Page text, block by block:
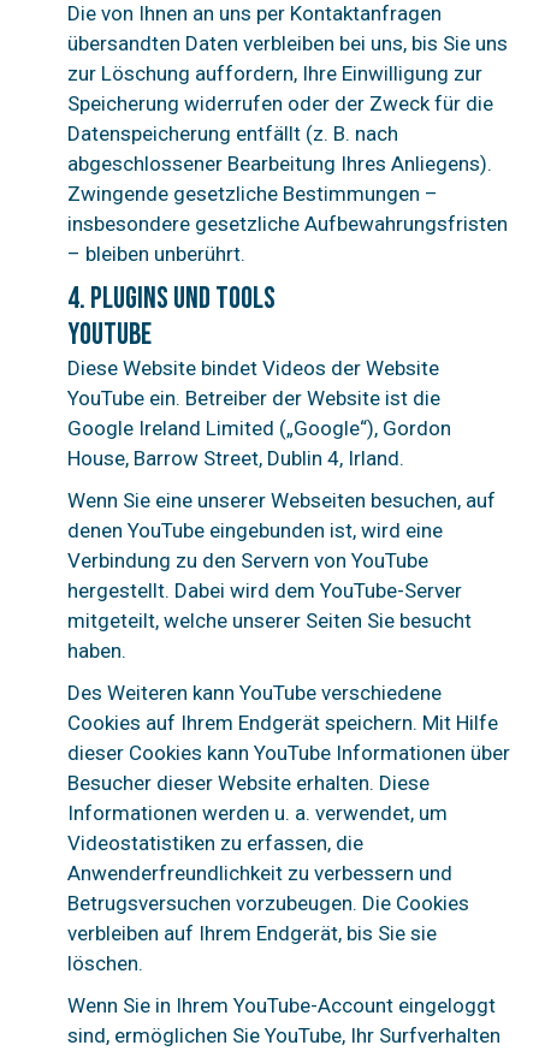
Die von Ihnen an uns per Kontaktanfragen
übersandten Daten verbleiben bei uns, bis Sie uns
zur Löschung auffordern, Ihre Einwilligung zur
Speicherung widerrufen oder der Zweck für die
Datenspeicherung entfällt (z. B. nach
abgeschlossener Bearbeitung Ihres Anliegens).
Zwingende gesetzliche Bestimmungen –
insbesondere gesetzliche Aufbewahrungsfristen
– bleiben unberührt.
4. Plugins und Tools
YouTube
Diese Website bindet Videos der Website
YouTube ein. Betreiber der Website ist die
Google Ireland Limited („Google“), Gordon
House, Barrow Street, Dublin 4, Irland.
Wenn Sie eine unserer Webseiten besuchen, auf
denen YouTube eingebunden ist, wird eine
Verbindung zu den Servern von YouTube
hergestellt. Dabei wird dem YouTube-Server
mitgeteilt, welche unserer Seiten Sie besucht
haben.
Des Weiteren kann YouTube verschiedene
Cookies auf Ihrem Endgerät speichern. Mit Hilfe
dieser Cookies kann YouTube Informationen über
Besucher dieser Website erhalten. Diese
Informationen werden u. a. verwendet, um
Videostatistiken zu erfassen, die
Anwenderfreundlichkeit zu verbessern und
Betrugsversuchen vorzubeugen. Die Cookies
verbleiben auf Ihrem Endgerät, bis Sie sie
löschen.
Wenn Sie in Ihrem YouTube-Account eingeloggt
sind, ermöglichen Sie YouTube, Ihr Surfverhalten